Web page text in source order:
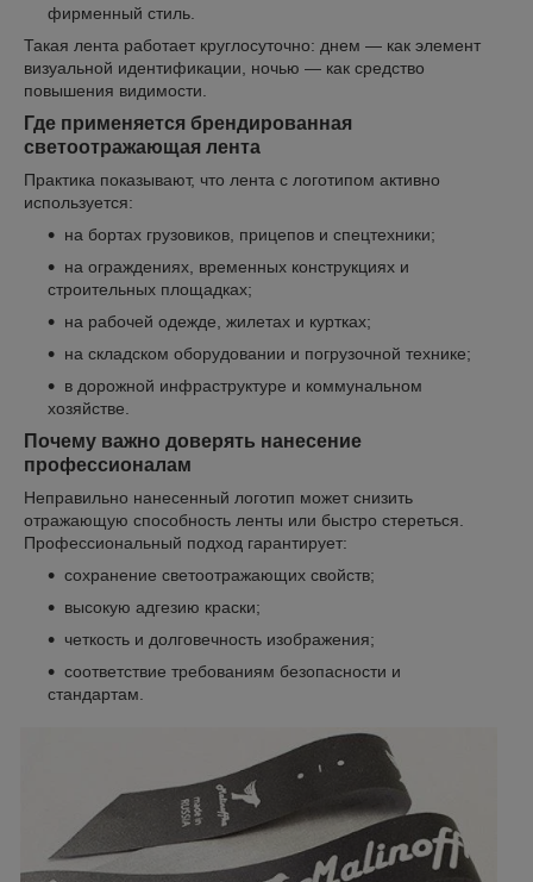
фирменный стиль.
Такая лента работает круглосуточно: днем — как элемент
визуальной идентификации, ночью — как средство
повышения видимости.
Где применяется брендированная
светоотражающая лента
Практика показывают, что лента с логотипом активно
используется:
на бортах грузовиков, прицепов и спецтехники;
на ограждениях, временных конструкциях и
строительных площадках;
на рабочей одежде, жилетах и куртках;
на складском оборудовании и погрузочной технике;
в дорожной инфраструктуре и коммунальном
хозяйстве.
Почему важно доверять нанесение
профессионалам
Неправильно нанесенный логотип может снизить
отражающую способность ленты или быстро стереться.
Профессиональный подход гарантирует:
сохранение светоотражающих свойств;
высокую адгезию краски;
четкость и долговечность изображения;
соответствие требованиям безопасности и
стандартам.